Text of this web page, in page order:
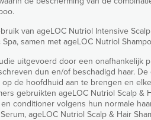
Nutriol Scalp & Hair Conditioner aan.
haarverzorgingsroutine, in
Methyl Cocoyl Taurate, PEG/PPG-
Glycerin, Panthenol, Salicylic Acid,
Ether, Acetyl Tetrapeptide-3,
Babassu Oil Glycereth-8 Esters, Glycol
van ageLOC Nutriol Intensive
samen met ageLOC Nutriol
uitgevoerd door een onafhankelijk
dun en/of beschadigd haar.
de hoofdhuid aan te brengen en
gebruikten ageLOC Nutriol Scalp &
conditioner volgens hun normale
ageLOC Nutriol Scalp & Hair